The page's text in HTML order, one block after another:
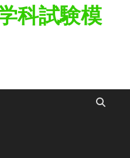
科試験模